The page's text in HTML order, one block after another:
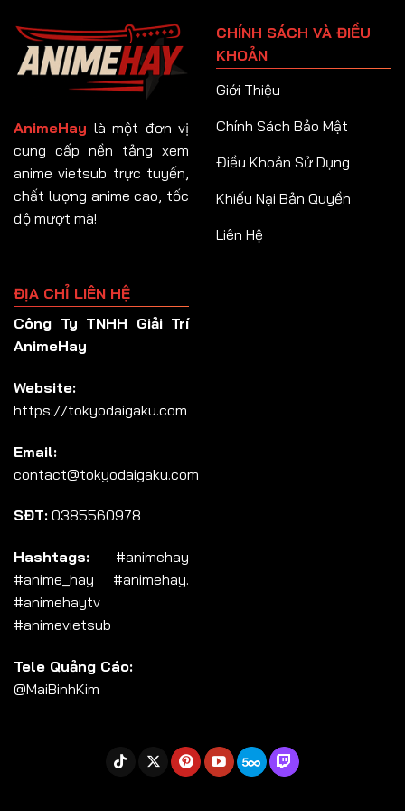
Tập 93
Tập 95
Tập 96
Tập 97
Tập 101
Tập 108
Tập 109
Tập 115
AnimeHay là một đơn vị
cung cấp nền tảng xem
anime vietsub trực tuyến,
chất lượng anime cao, tốc
độ mượt mà!
CHÍNH SÁCH VÀ ĐIỀU
KHOẢN
Giới Thiệu
Chính Sách Bảo Mật
Điều Khoản Sử Dụng
Khiếu Nại Bản Quyền
Liên Hệ
ĐỊA CHỈ LIÊN HỆ
Công Ty TNHH Giải Trí
AnimeHay
Website:
https://tokyodaigaku.com
Email:
contact@tokyodaigaku.com
SĐT: 0385560978
Hashtags: #animehay
#anime_hay #animehay.
#animehaytv
#animevietsub
Tele Quảng Cáo:
@MaiBinhKim